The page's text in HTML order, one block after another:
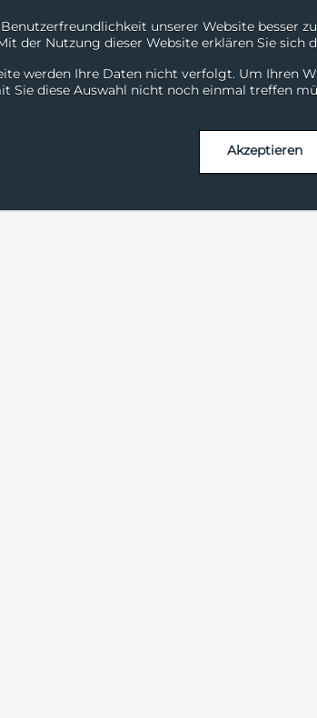
unserer Website besser
der Nutzung dieser Website erklären Sie sich
werden Ihre Daten nicht verfolgt. Um Ihren
Sie diese Auswahl nicht noch einmal treffen
Akzeptieren
Services Solutions